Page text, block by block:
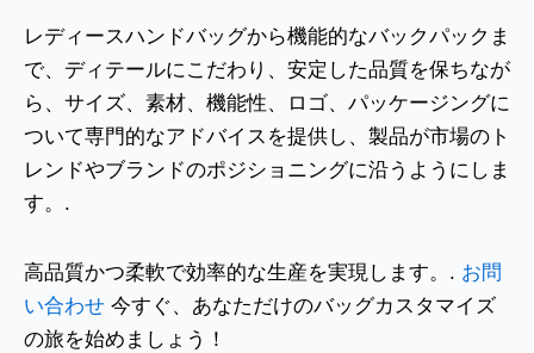
レディースハンドバッグから機能的なバックパックま
で、ディテールにこだわり、安定した品質を保ちなが
ら、サイズ、素材、機能性、ロゴ、パッケージングに
ついて専門的なアドバイスを提供し、製品が市場のト
レンドやブランドのポジショニングに沿うようにしま
す。.
高品質かつ柔軟で効率的な生産を実現します。. お問
い合わせ 今すぐ、あなただけのバッグカスタマイズ
の旅を始めましょう！